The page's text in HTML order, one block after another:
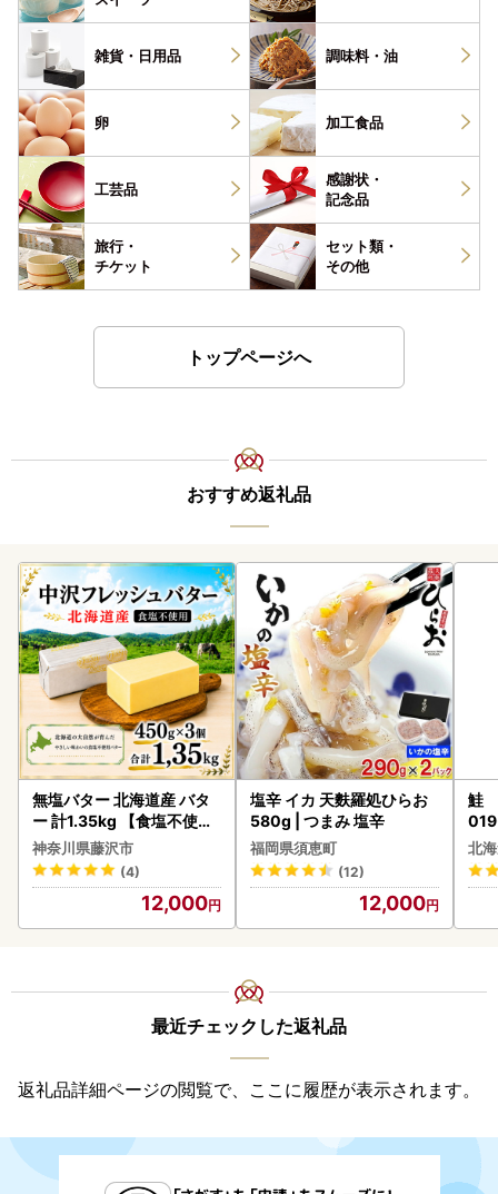
雑貨・ 日用品 調味料・ 油
卵 加工食品
工芸品
感謝状・
記念品
旅行・
チケット
セット類・
その他
トップページへ
おすすめ返礼品
無塩バター 北海道産 バタ
ー 計1.35kg 【食塩不使用
】
神奈川県藤沢市
(4)
12,000
塩辛 イカ 天麩羅処ひらお
580g | つまみ 塩辛
福岡県須恵町
(12)
12,000
鮭
北
最近チェックした返礼品
返礼品詳細ページの閲覧で、ここに履歴が表示されます。